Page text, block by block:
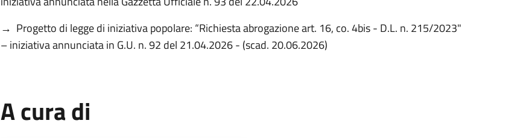
→ Progetto di legge di iniziativa popolare: “Richiesta abrogazione art. 16, co. 4bis - D.L. n. 215/2023"
– iniziativa annunciata in G.U. n. 92 del 21.04.2026 - (scad. 20.06.2026)
A cura di